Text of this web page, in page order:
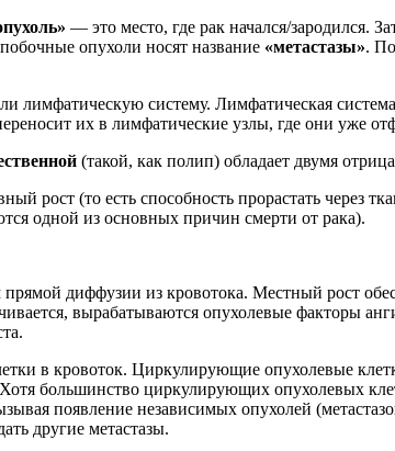
–– это место, где рак начался/зародился.
опухоли носят название «метастазы».
лимфатическую систему. Лимфатическая
их в лимфатические узлы, где они уже
(такой, как полип) обладает двумя
рост (то есть способность прорастать через
одной из основных причин смерти от рака).
диффузии из кровотока. Местный рост
вырабатываются опухолевые факторы
в кровоток. Циркулирующие опухолевые
большинство циркулирующих опухолевых
появление независимых опухолей
другие метастазы.